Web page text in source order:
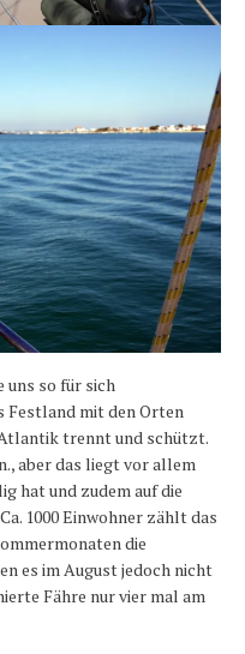
uns so für sich
Festland mit den Orten
trennt und schützt.
aber das liegt vor allem
hat und zudem auf die
1000 Einwohner zählt das
die
es im August jedoch nicht
Fähre nur vier mal am